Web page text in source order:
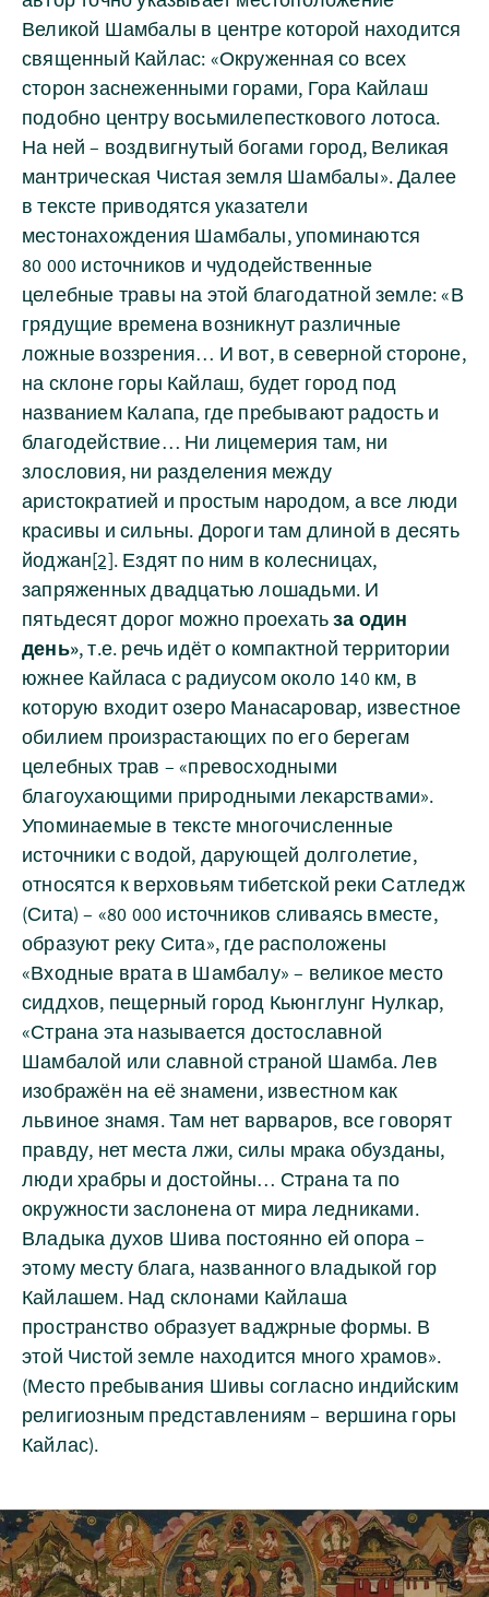
Великой Шамбалы в центре которой находится
священный Кайлас: «Окруженная со всех
сторон заснеженными горами, Гора Кайлаш
подобно центру восьмилепесткового лотоса.
На ней – воздвигнутый богами город, Великая
мантрическая Чистая земля Шамбалы». Далее
в тексте приводятся указатели
местонахождения Шамбалы, упоминаются
80 000 источников и чудодейственные
целебные травы на этой благодатной земле: «В
грядущие времена возникнут различные
ложные воззрения… И вот, в северной стороне,
на склоне горы Кайлаш, будет город под
названием Калапа, где пребывают радость и
благодействие… Ни лицемерия там, ни
злословия, ни разделения между
аристократией и простым народом, а все люди
красивы и сильны. Дороги там длиной в десять
йоджан[2]. Ездят по ним в колесницах,
запряженных двадцатью лошадьми. И
пятьдесят дорог можно проехатьза один
день», т.е. речь идёт о компактной территории
южнее Кайласа с радиусом около 140 км, в
которую входит озеро Манасаровар, известное
обилием произрастающих по его берегам
целебных трав – «превосходными
благоухающими природными лекарствами».
Упоминаемые в тексте многочисленные
источники с водой, дарующей долголетие,
относятся к верховьям тибетской реки Сатледж
(Сита) – «80 000 источников сливаясь вместе,
образуют реку Сита», где расположены
«Входные врата в Шамбалу» – великое место
сиддхов, пещерный город Кьюнглунг Нулкар,
«Страна эта называется достославной
Шамбалой или славной страной Шамба. Лев
изображён на её знамени, известном как
львиное знамя. Там нет варваров, все говорят
правду, нет места лжи, силы мрака обузданы,
люди храбры и достойны… Страна та по
окружности заслонена от мира ледниками.
Владыка духов Шива постоянно ей опора –
этому месту блага, названного владыкой гор
Кайлашем. Над склонами Кайлаша
пространство образует ваджрные формы. В
этой Чистой земле находится много храмов».
(Место пребывания Шивы согласно индийским
религиозным представлениям – вершина горы
Кайлас).